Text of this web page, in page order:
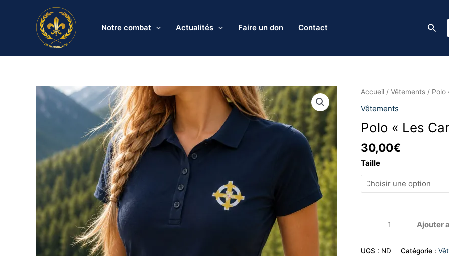
Notre combat Actualités Faire un don Contact
Accueil / Vêtements / Polo
Vêtements
Polo « Les
30,00€
Taille
quantité
de
Polo
"Les
Ajouter
UGS : ND Catégorie :